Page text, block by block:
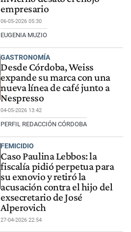
empresario
06-05-2026 05:30
EUGENIA MUZIO
GASTRONOMÍA
Desde Córdoba, Weiss
expande su marca con una
nueva línea de café junto a
Nespresso
04-05-2026 13:42
PERFIL REDACCIÓN CÓRDOBA
FEMICIDIO
Caso Paulina Lebbos: la
fiscalía pidió perpetua para
su exnovio y retiró la
acusación contra el hijo del
exsecretario de José
Alperovich
27-04-2026 22:54